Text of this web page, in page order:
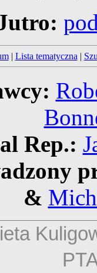
| Lista tematyczna |
Rep.:
&